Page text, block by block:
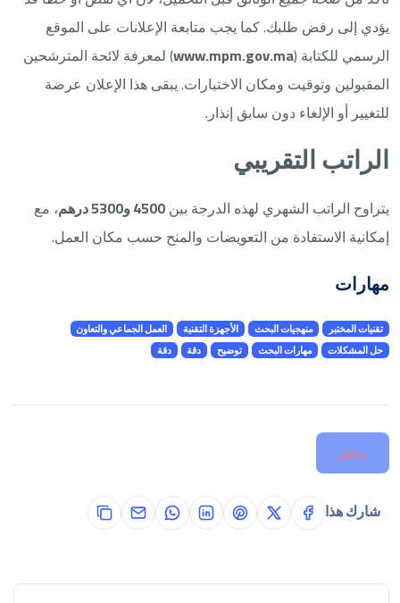
يؤدي إلى رفض طلبك. كما يجب متابعة الإعلانات على الموقع
الرسمي للكتابة (www.mpm.gov.ma) لمعرفة لائحة المترشحين
المقبولين وتوقيت ومكان الاختبارات. يبقى هذا الإعلان عرضة
للتغيير أو الإلغاء دون سابق إنذار.
الراتب التقريبي
يتراوح الراتب الشهري لهذه الدرجة بين4500 و5300 درهم
، مع
إمكانية الاستفادة من التعويضات والمنح حسب مكان العمل.
مهارات
تقنيات المختبر منهجيات البحث الأجهزة التقنية
العمل الجماعي والتعاون
حل المشكلات
مهارات البحث توضيح دقة دقة
مغلق
شارك هذا